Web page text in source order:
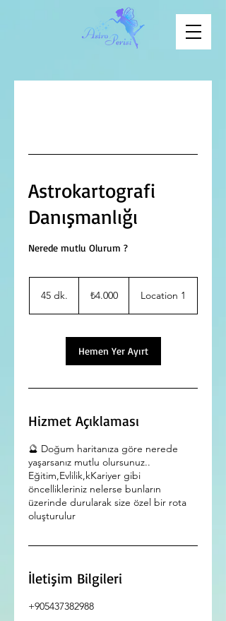
Astrokartografi
Danışmanlığı
Nerede mutlu Olurum ?
45 dk.
k
Türk
lirası₺4.000 Location 1
Hemen Yer Ayırt
Hizmet Açıklaması
🔮 Doğum haritanıza göre nerede
yaşarsanız mutlu olursunuz..
Eğitim,Evlilik,kKariyer gibi
öncellikleriniz nelerse bunların
üzerinde durularak size özel bir rota
oluşturulur
İletişim Bilgileri
+905437382988